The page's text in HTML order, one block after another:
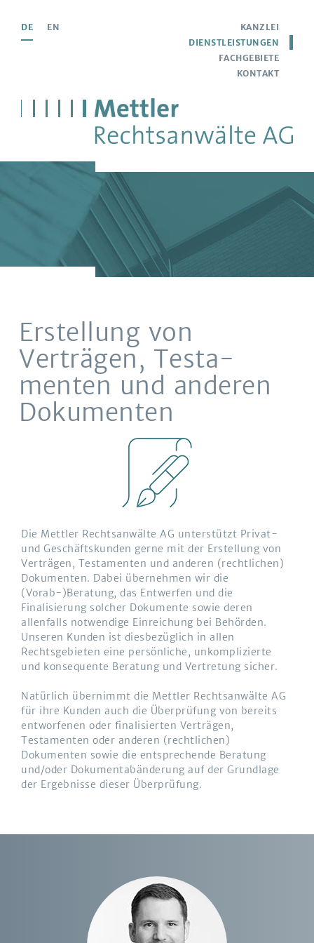
KANZLEI
DIENSTLEISTUNGEN
FACHGEBIETE
KONTAKT
DE EN
Erstellung von
Verträgen, Testa­
menten und anderen
Dokumenten
Die Mettler Rechtsanwälte AG unterstützt Privat-
und Geschäftskunden gerne mit der Erstellung von
Verträgen, Testamenten und anderen (rechtlichen)
Dokumenten. Dabei übernehmen wir die
(Vorab-)Beratung, das Entwerfen und die
Finalisierung solcher Dokumente sowie deren
allenfalls notwendige Einreichung bei Behörden.
Unseren Kunden ist diesbezüglich in allen
Rechtsgebieten eine persönliche, unkomplizierte
und konsequente Beratung und Vertretung sicher.
Natürlich übernimmt die Mettler Rechtsanwälte AG
für ihre Kunden auch die Überprüfung von bereits
entworfenen oder finalisierten Verträgen,
Testamenten oder anderen (rechtlichen)
Dokumenten sowie die entsprechende Beratung
und/oder Dokumentabänderung auf der Grundlage
der Ergebnisse dieser Überprüfung.